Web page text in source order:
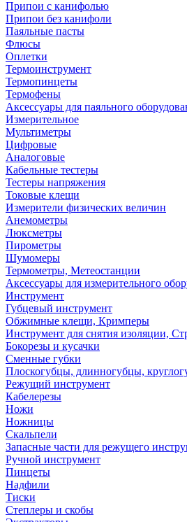
Припои с канифолью
Припои без канифоли
Паяльные пасты
Флюсы
Оплетки
Термоинструмент
Термопинцеты
Термофены
Аксессуары для паяльного
Измерительное
Мультиметры
Цифровые
Аналоговые
Кабельные тестеры
Тестеры напряжения
Токовые клещи
Измерители физических величин
Анемометры
Люксметры
Пирометры
Шумомеры
Термометры, Метеостанции
Аксессуары для измерительного
Инструмент
Губцевый инструмент
Обжимные клещи, Кримперы
Инструмент для снятия изоляции,
Бокорезы и кусачки
Сменные губки
Плоскогубцы, длинногубцы,
Режущий инструмент
Кабелерезы
Ножи
Ножницы
Скальпели
Запасные части для режущего
Ручной инструмент
Пинцеты
Надфили
Тиски
Степлеры и скобы